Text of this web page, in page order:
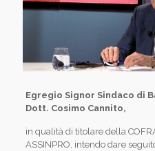
Egregio Signor Sindaco di
Dott. Cosimo Cannito,
in qualità di titolare della
ASSINPRO, intendo dare